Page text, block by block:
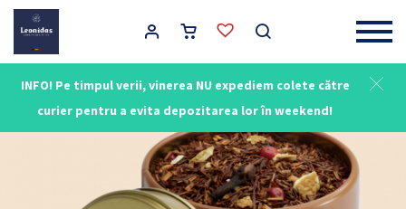
INFO! Pe timpul verii, vinerea NU expediem colete către
curier pentru a evita depozitarea lor în weekend!
Main Navigation